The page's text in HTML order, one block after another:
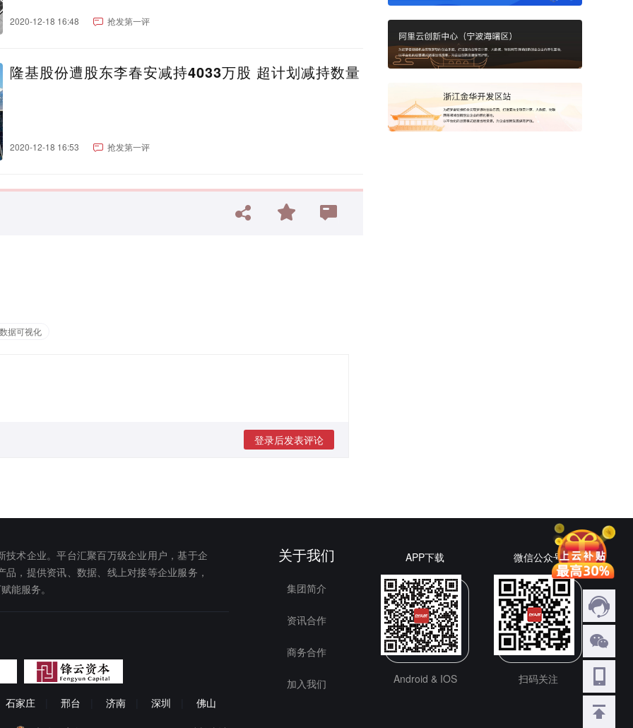
2020-12-18 16:48 抢发第一评
隆基股份遭股东李春安减持4033万股 超计划减持数量
2020-12-18 16:53 抢发第一评
数据可视化
登录后发表评论
术企业。平台汇聚百万级企业用户，基于企
，提供资讯、数据、线上对接等企业服务，
能服务。
石家庄 邢台 济南 深圳 佛山
关于我们
集团简介
资讯合作
商务合作
加入我们
APP下载
Android & IOS
微信公众号
扫码关注